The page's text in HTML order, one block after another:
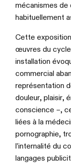
mécanismes de
habituellement
Cette
œuvres du cycle
installation
commercial
représentation
douleur, plaisir,
conscience –,
liées à la
pornographie,
l’internalité du
langages